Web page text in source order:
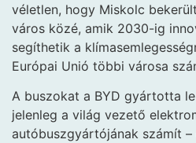
véletlen, hogy Miskolc
város közé, amik 2030-ig
segíthetik a
Európai Unió többi városa
A buszokat a BYD gyártotta
jelenleg a világ vezető
autóbuszgyártójának számít –